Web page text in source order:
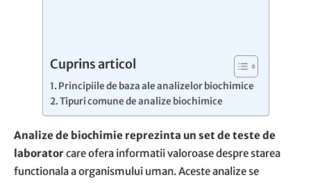
Cuprins articol
Principiile de baza ale analizelor biochimice
Tipuri comune de analize biochimice
Analize de biochimie reprezinta un set de teste de
laboratorcare ofera informatii valoroase despre starea
functionala a organismului uman. Aceste analize se